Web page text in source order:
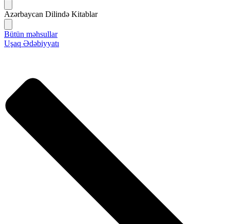
Azərbaycan Dilində Kitablar
Bütün məhsullar
Uşaq Ədəbiyyatı